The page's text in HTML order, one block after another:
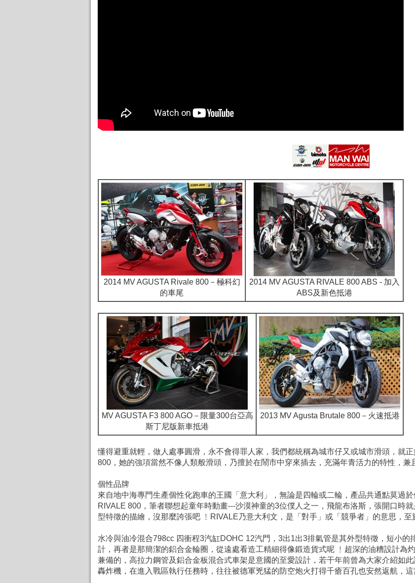
2014 MV AGUSTA Rivale 800－極科幻
的車尾
2014 MV AGUSTA RIVALE 800 ABS - 加入
ABS及新色抵港
MV AGUSTA F3 800 AGO－限量300台亞高
斯丁尼版新車抵港
2013 MV Agusta Brutale 800－火速抵港
懂得避重就輕，做人處事圓滑，永不會得罪人家，我們都統稱為城市仔又或城市滑頭，就
800，她的強項當然不像人類般滑頭，乃擅於在鬧市中穿來插去，充滿年青活力的特性，兼
個性品牌
來自地中海專門生產個性化跑車的王國「意大利」，無論是四輪或二輪，產品共通點莫過
RIVALE 800，筆者聯想起童年時動畫---沙漠神童的3位僕人之一，飛龍布洛斯，張開口時
型特徵的描繪，沒那麼誇張吧 ﹗RIVALE乃意大利文，是「對手」或「競爭者」的意思，至
水冷與油冷混合798cc 四衝程3汽缸DOHC 12汽門，3出1出3排氣管是其外型特徵，短小的
計，再者是那簡潔的鋁合金輪圈，從遠處看造工精細得像鍛造貨式呢 ﹗超深的油糟設計為
兼備的， 高拉力鋼管及鋁合金板混合式車架是意國的至愛設計，若干年前曾為大家介紹如
轟炸機，在進入戰區執行任務時，往往被德軍兇猛的防空炮火打得千瘡百孔也安然返航，這